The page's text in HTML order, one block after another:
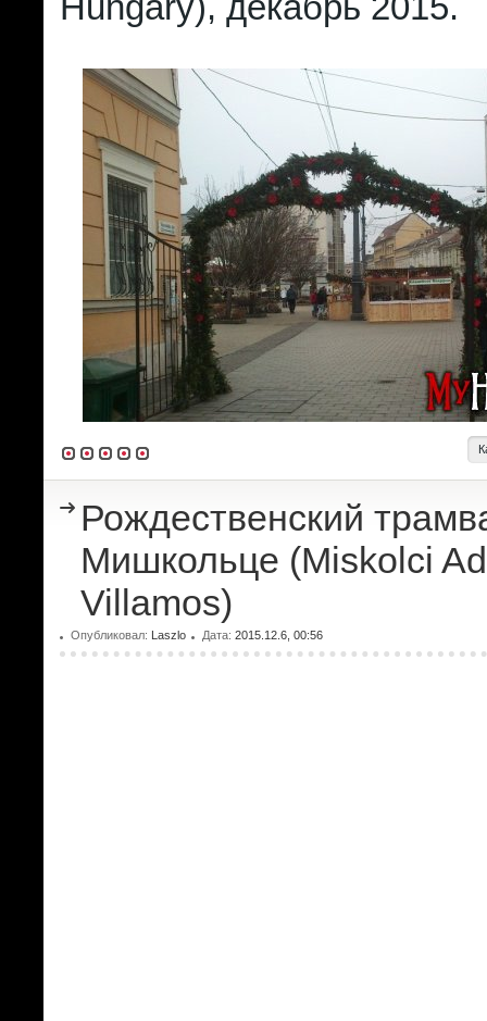
Рождественский
Мишкольце (Miskolci
Villamos)
Опубликовал: Laszlo Дата: 2015.12.6, 00:56